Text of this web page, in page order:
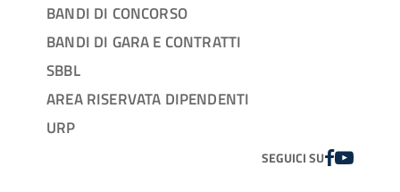
BANDI DI CONCORSO
BANDI DI GARA E CONTRATTI
SBBL
AREA RISERVATA DIPENDENTI
URP
SEGUICI SUFACEBOOK
YOUTUBE